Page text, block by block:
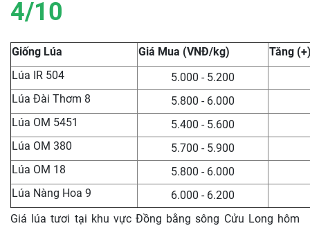
4/10
Giống Lúa Giá Mua (VNĐ/kg)
Tăng
Lúa IR 504
5.000 - 5.200
Lúa Đài Thơm 8
5.800 - 6.000
Lúa OM 5451
5.400 - 5.600
Lúa OM 380
5.700 - 5.900
Lúa OM 18
5.800 - 6.000
Lúa Nàng Hoa 9
6.000 - 6.200
Giá lúa tươi tại khu vực Đồng bằng sông Cửu Long hôm